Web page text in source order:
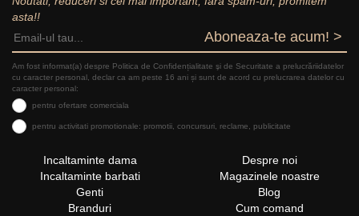
asta!!
Aboneaza-te acum! >
Am fost informat(a) despre Politica de Confidențialitate şi de Securitate a prelucrăriidatelor
cu caracter personal, declar ca am peste 16 ani și sunt de acord cu prelucrarea datelor cu
caracter personal:
pentru ofertare comerciala
pentru activitati promotionale: promotii, concursuri, reclame, publicitate
Incaltaminte dama
Incaltaminte barbati
Genti
Branduri
Despre noi
Magazinele noastre
Blog
Cum comand